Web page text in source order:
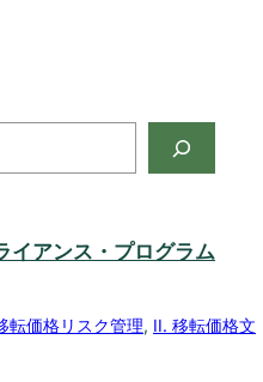
イアンス・プログラム
転価格リスク管理, II. 移転価格文